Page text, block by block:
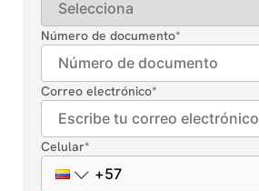
Número de documento*
Correo electrónico*
Celular*